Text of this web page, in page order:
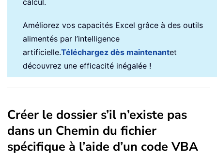
calcul.
Améliorez vos capacités Excel grâce à des outils
alimentés par l’intelligence
artificielle.Téléchargez dès maintenantet
découvrez une efficacité inégalée !
Créer le dossier s’il n’existe pas
dans un Chemin du fichier
spécifique à l’aide d’un code VBA